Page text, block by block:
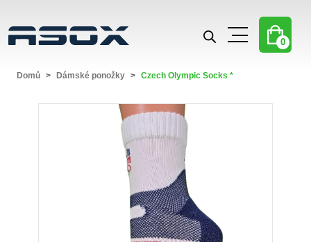
0
Domů Dámské ponožky Czech Olympic Socks *